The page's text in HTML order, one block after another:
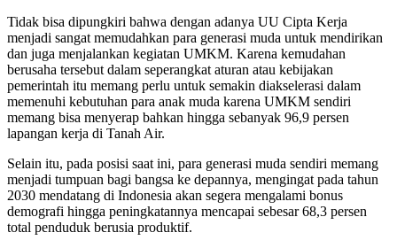
Tidak bisa dipungkiri bahwa dengan adanya UU Cipta Kerja
menjadi sangat memudahkan para generasi muda untuk mendirikan
dan juga menjalankan kegiatan UMKM. Karena kemudahan
berusaha tersebut dalam seperangkat aturan atau kebijakan
pemerintah itu memang perlu untuk semakin diakselerasi dalam
memenuhi kebutuhan para anak muda karena UMKM sendiri
memang bisa menyerap bahkan hingga sebanyak 96,9 persen
lapangan kerja di Tanah Air.
Selain itu, pada posisi saat ini, para generasi muda sendiri memang
menjadi tumpuan bagi bangsa ke depannya, mengingat pada tahun
2030 mendatang di Indonesia akan segera mengalami bonus
demografi hingga peningkatannya mencapai sebesar 68,3 persen
total penduduk berusia produktif.